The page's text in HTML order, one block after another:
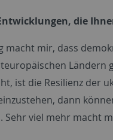
die
macht mir, dass
Ländern
ist die Resilienz der
dann
Sehr viel mehr macht